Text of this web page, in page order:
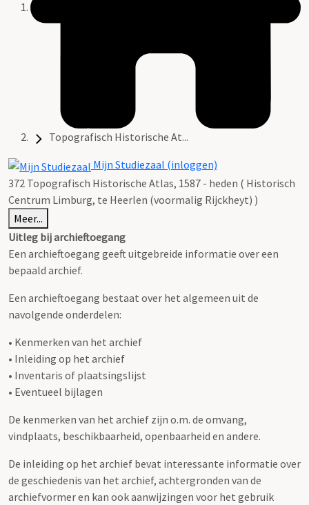
Topografisch Historische At...
Mijn Studiezaal (inloggen)
372 Topografisch Historische Atlas, 1587 - heden ( Historisch
Centrum Limburg, te Heerlen (voormalig Rijckheyt) )
Meer...
Uitleg bij archieftoegang
Een archieftoegang geeft uitgebreide informatie over een
bepaald archief.
Een archieftoegang bestaat over het algemeen uit de
navolgende onderdelen:
• Kenmerken van het archief
• Inleiding op het archief
• Inventaris of plaatsingslijst
• Eventueel bijlagen
De kenmerken van het archief zijn o.m. de omvang,
vindplaats, beschikbaarheid, openbaarheid en andere.
De inleiding op het archief bevat interessante informatie over
de geschiedenis van het archief, achtergronden van de
archiefvormer en kan ook aanwijzingen voor het gebruik